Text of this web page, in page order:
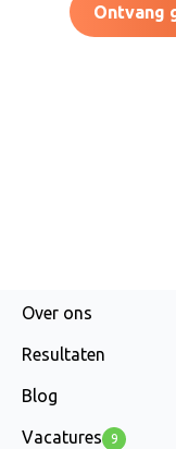
Ontvang
Over ons
Resultaten
Blog
Vacatures 9